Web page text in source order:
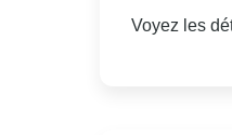
Voyez les